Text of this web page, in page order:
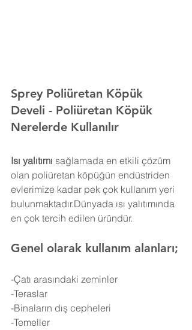
Sprey Poliüretan Köpük
Develi - Poliüretan Köpük
Nerelerde Kullanılır
Isı yalıtımı sağlamada en etkili çözüm
olan poliüretan köpüğün endüstriden
evlerimize kadar pek çok kullanım yeri
bulunmaktadır.Dünyada ısı yalıtımında
en çok tercih edilen üründür.
Genel olarak kullanım alanları;
-Çatı arasındaki zeminler
-Teraslar
-Binaların dış cepheleri
-Temeller